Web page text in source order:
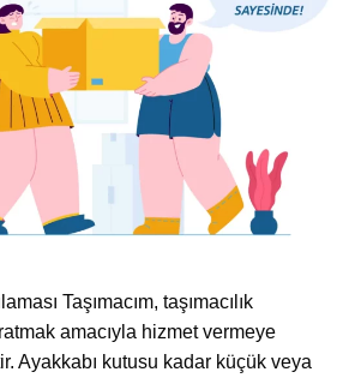
Taşımacım, taşımacılık
amacıyla hizmet vermeye
Ayakkabı kutusu kadar küçük veya